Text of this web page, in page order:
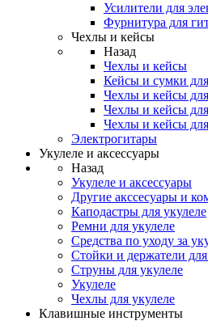
Усилители для
Фурнитура для
Чехлы и кейсы
Назад
Чехлы и кейсы
Кейсы и сумки
Чехлы и кейсы
Чехлы и кейсы
Чехлы и кейсы
Электрогитары
Укулеле и аксессуары
Назад
Укулеле и аксессуары
Другие акссесуары и
Каподастры для укулеле
Ремни для укулеле
Средства по уходу за
Стойки и держатели для
Струны для укулеле
Укулеле
Чехлы для укулеле
Клавишные инструменты